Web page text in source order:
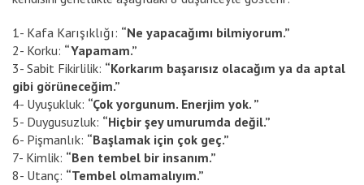
1- Kafa Karışıklığı: “Ne yapacağımı bilmiyorum.”
2- Korku: “Yapamam.”
3- Sabit Fikirlilik: “Korkarım başarısız olacağım ya da aptal
gibi görüneceğim.”
4- Uyuşukluk: “Çok yorgunum. Enerjim yok. ”
5- Duygusuzluk: “Hiçbir şey umurumda değil.”
6- Pişmanlık: “Başlamak için çok geç.”
7- Kimlik: “Ben tembel bir insanım.”
8- Utanç: “Tembel olmamalıyım.”